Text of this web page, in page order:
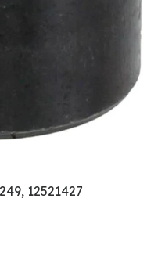
12521427